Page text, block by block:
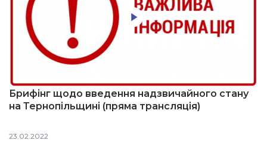
Брифінг щодо введення надзвичайного стану
на Тернопільщині (пряма трансляція)
23.02.2022